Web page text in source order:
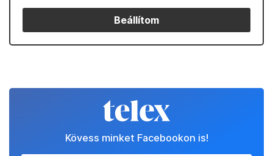
Beállítom
Kövess minket Facebookon is!